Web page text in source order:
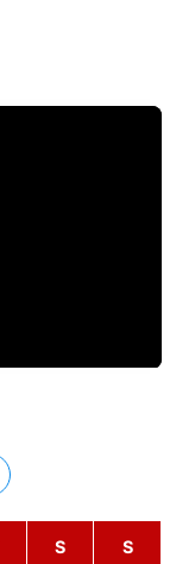
S S